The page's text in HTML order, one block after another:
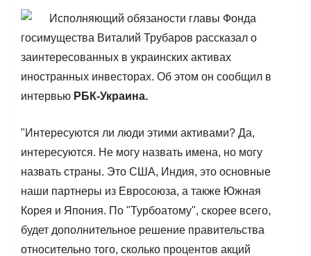
Исполняющий обязаности главы Фонда
госимущества Виталий Трубаров рассказал о
заинтересованных в украинских активах
иностранных инвесторах. Об этом он сообщил в
интервью РБК-Украина.
"Интересуются ли люди этими активами? Да,
интересуются. Не могу назвать имена, но могу
назвать страны. Это США, Индия, это основные
наши партнеры из Евросоюза, а также Южная
Корея и Япония. По "Турбоатому", скорее всего,
будет дополнительное решение правительства
относительно того, сколько процентов акций